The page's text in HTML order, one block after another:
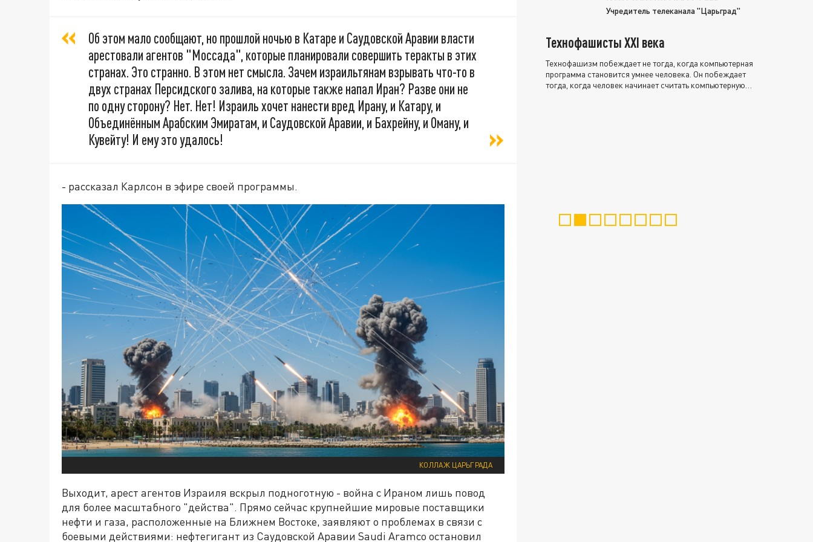
Об этом мало сообщают, но прошлой ночью в Катаре и Саудовской Аравии власти
арестовали агентов "Моссада", которые планировали совершить теракты в этих
странах. Это странно. В этом нет смысла. Зачем израильтянам взрывать что-то в
двух странах Персидского залива, на которые также напал Иран? Разве они не
по одну сторону? Нет. Нет! Израиль хочет нанести вред Ирану, и Катару, и
Объединённым Арабским Эмиратам, и Саудовской Аравии, и Бахрейну, и Оману, и
Кувейту! И ему это удалось!
- рассказал Карлсон в эфире своей программы.
КОЛЛАЖ ЦАРЬГРАДА
Выходит, арест агентов Израиля вскрыл подноготную - война с Ираном лишь повод
для более масштабного "действа". Прямо сейчас крупнейшие мировые поставщики
нефти и газа, расположенные на Ближнем Востоке, заявляют о проблемах в связи с
боевыми действиями: нефтегигант из Саудовской Аравии Saudi Aramco остановил
Учредитель телеканала "Царьград"
Технофашисты XXI века
Технофашизм побеждает не тогда, когда компьютерная
программа становится умнее человека. Он побеждает
тогда, когда человек начинает считать компьютерную